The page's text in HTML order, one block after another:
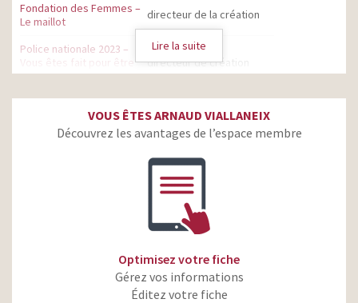
Fondation des Femmes –
Le maillot
directeur de la création
Police nationale 2023 –
Vous êtes fait pour être
policier
directeur de création
L’Occitane – Eau de
Cédrat pour Homme
copywriter
copywriter
copywriter
Lire la suite
VOUS ÊTES ARNAUD VIALLANEIX
Découvrez les avantages de l’espace membre
Optimisez votre fiche
Gérez vos informations
Éditez votre fiche